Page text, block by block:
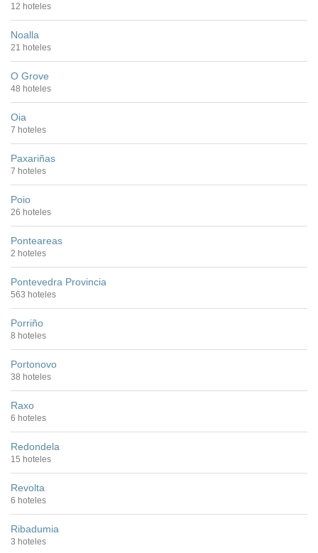
12 hoteles
Noalla
21 hoteles
O Grove
48 hoteles
Oia
7 hoteles
Paxariñas
7 hoteles
Poio
26 hoteles
Ponteareas
2 hoteles
Pontevedra Provincia
563 hoteles
Porriño
8 hoteles
Portonovo
38 hoteles
Raxo
6 hoteles
Redondela
15 hoteles
Revolta
6 hoteles
Ribadumia
3 hoteles